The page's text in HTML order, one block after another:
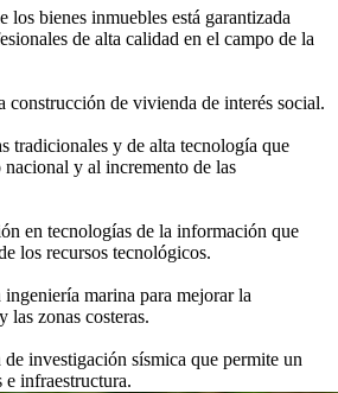
los bienes inmuebles está garantizada
de alta calidad en el campo de la
construcción de vivienda de interés social.
tradicionales y de alta tecnología que
y al incremento de las
en tecnologías de la información que
los recursos tecnológicos.
marina para mejorar la
las zonas costeras.
investigación sísmica que permite un
infraestructura.